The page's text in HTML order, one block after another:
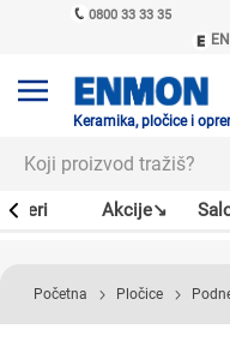
0800 33 33 35
Keramika, pločice i
Akcije↘
Početna Pločice